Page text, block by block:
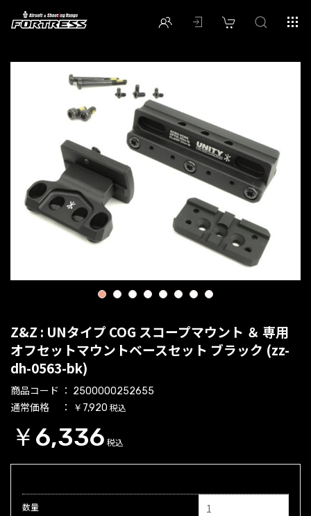
1 2 3 4 5 6 7 8
Z&Z : UNタイプ COG スコープマウント ＆ 専用
オフセットマウントベースセット ブラック (zz-
dh-0563-bk)
商品コード 2500000252655
通常価格 ￥7,920 税込
￥6,336 税込
数量